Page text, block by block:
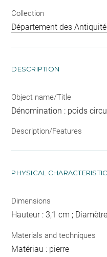
Collection
Département des
DESCRIPTION
Object name/Title
Dénomination : poids
Description/Features
PHYSICAL
Dimensions
Hauteur : 3,1 cm ;
Materials and techniques
Matériau : pierre